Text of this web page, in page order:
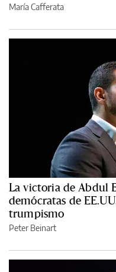
María Cafferata
La victoria de Abdul
demócratas de
trumpismo
Peter Beinart